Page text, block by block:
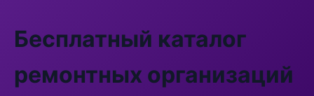
Бесплатный каталог
ремонтных организаций